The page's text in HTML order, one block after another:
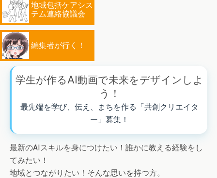
地域包括ケアシス
テム連絡協議会
編集者が行く！
学生が作るAI動画で未来をデザインしよ
う！
最先端を学び、伝え、まちを作る「共創クリエイタ
ー」募集！
最新のAIスキルを身につけたい！誰かに教える経験をし
てみたい！
地域とつながりたい！そんな思いを持つ方。